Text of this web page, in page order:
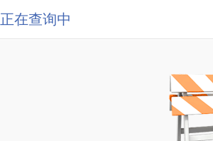
正在查询中